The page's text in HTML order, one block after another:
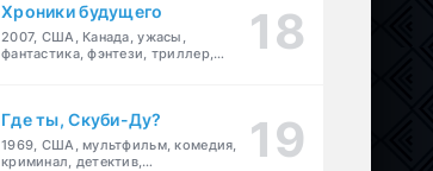
Хроники будущего
2007, США, Канада, ужасы,
фантастика, фэнтези, триллер,
Где ты, Скуби-Ду?
1969, США, мультфильм, комедия,
криминал, детектив,